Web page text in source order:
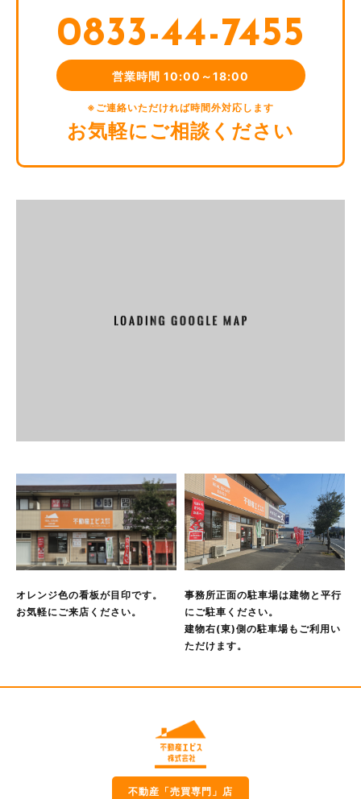
利用規約に違反したユーザーや，不正・不当な目的でサービ
スを利用しようとするユーザーの特定をし，ご利用をお断り
するため
ユーザーにご自身の登録情報の閲覧や変更，削除，ご利用状
況の閲覧を行っていただくため
有料サービスにおいて，ユーザーに利用料金を請求するため
必要がある場合であって，本人の同意を得ることが困難であ
るとき
国の機関もしくは地方公共団体またはその委託を受けた者が
法令の定める事務を遂行することに対して協力する必要があ
る場合であって，本人の同意を得ることにより当該事務の遂
予め次の事項を告知あるいは公表し，かつ当社が個人情報保
護委員会に届出をしたとき
利用目的に第三者への提供を含むこと
本人の求めに応じて個人情報の第三者への提供を停止するこ
本人の求めを受け付ける方法
前項の定めにかかわらず，次に掲げる場合には，当該情報の
提供先は第三者に該当しないものとします。
当社が利用目的の達成に必要な範囲内において個人情報の取
0833-44-7455
営業時間 10:00～18:00
※ご連絡いただければ時間外対応します
お気軽にご相談ください
オレンジ色の看板が目印です。
お気軽にご来店ください。
事務所正面の駐車場は建物と平行
にご駐車ください。
建物右(東)側の駐車場もご利用い
ただけます。
不動産「売買専門」店